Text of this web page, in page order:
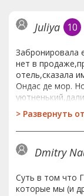
Juliya 10
Забронировала
нет в
отель,сказала
Ондас де мор.
и приносила
русская,весь
которые
что с семьями
тихо и
закрытием
> Развернуть
Dmitry
Суть в том что
которые мы (и